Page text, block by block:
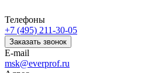
Телефоны
+7 (495) 211-30-05
Заказать звонок
E-mail
msk@everprof.ru